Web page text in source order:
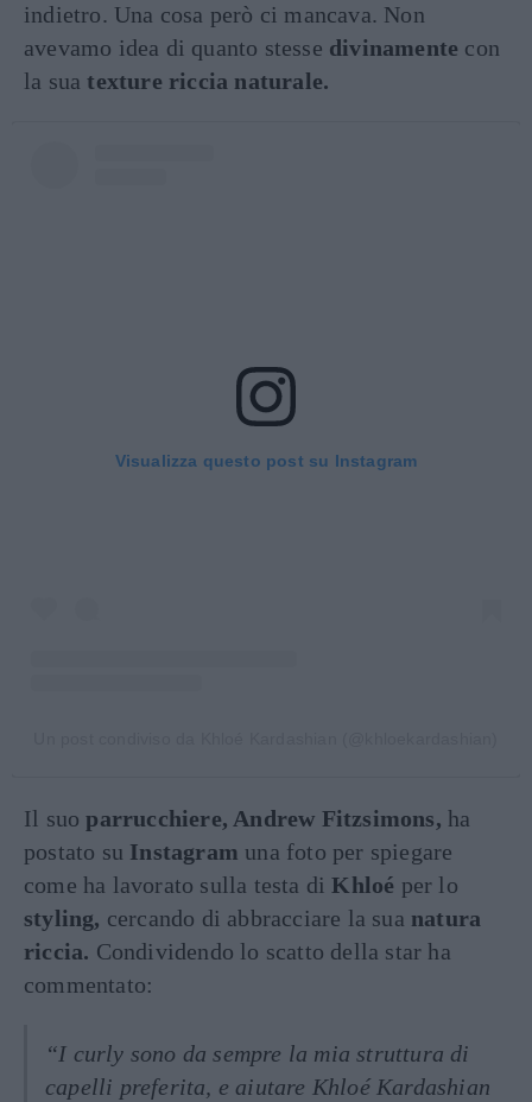
indietro. Una cosa però ci mancava. Non
avevamo idea di quanto stesse divinamente con
la suatexture riccia naturale.
Visualizza questo post su Instagram
Il suoparrucchiere, Andrew Fitzsimons, ha
postato su Instagram una foto per spiegare
come ha lavorato sulla testa diKhloé per lo
styling, cercando di abbracciare la sua natura
riccia. Condividendo lo scatto della star ha
commentato:
“I curly sono da sempre la mia struttura di
capelli preferita, e aiutare Khloé Kardashian